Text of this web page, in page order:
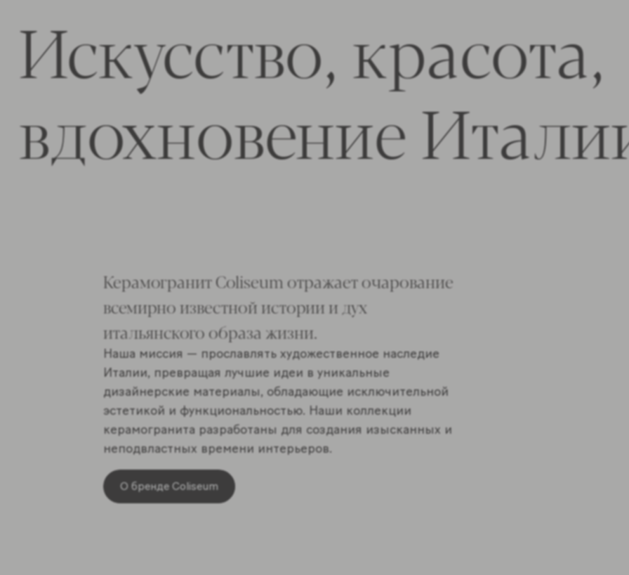
Искусство, красота,
вдохновение
Керамогранит Coliseum отражает очарование
всемирно известной истории и дух
итальянского образа жизни.
Наша миссия — прославлять художественное наследие
Италии, превращая лучшие идеи в уникальные
дизайнерские материалы, обладающие исключительной
эстетикой и функциональностью. Наши коллекции
керамогранита разработаны для создания изысканных и
неподвластных времени интерьеров.